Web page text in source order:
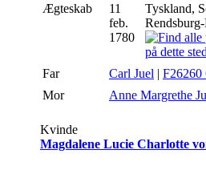
Ægteskab
11
feb.
1780
Tyskland,
Far Carl Juel | F26260
Mor
Anne Margrethe
Kvinde
Magdalene Lucie Charlotte